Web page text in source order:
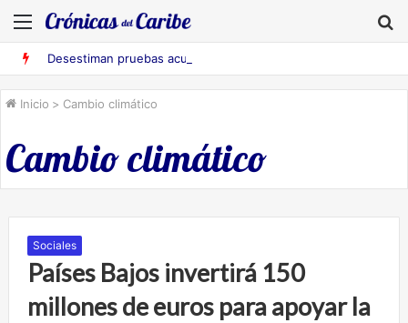
Menú
Inicio > Cambio climático
Cambio climático
Sociales
Países Bajos invertirá 150
millones de euros para apoyar la